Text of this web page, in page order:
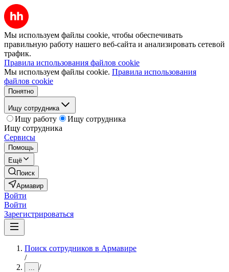
Мы используем файлы cookie, чтобы обеспечивать
правильную работу нашего веб-сайта и анализировать сетевой
трафик.
Правила использования файлов cookie
Мы используем файлы cookie. Правила использования
файлов cookie
Понятно
Ищу сотрудника
Ищу работу
Ищу сотрудника
Ищу сотрудника
Сервисы
Помощь
Ещё
Поиск
Армавир
Войти
Войти
Зарегистрироваться
Поиск сотрудников в Армавире
/
... /